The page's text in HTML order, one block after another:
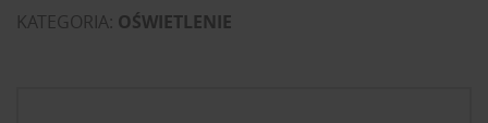
KATEGORIA: OŚWIETLENIE